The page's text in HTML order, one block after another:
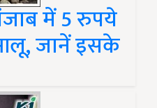
में 5 रुपये
जानें इसके